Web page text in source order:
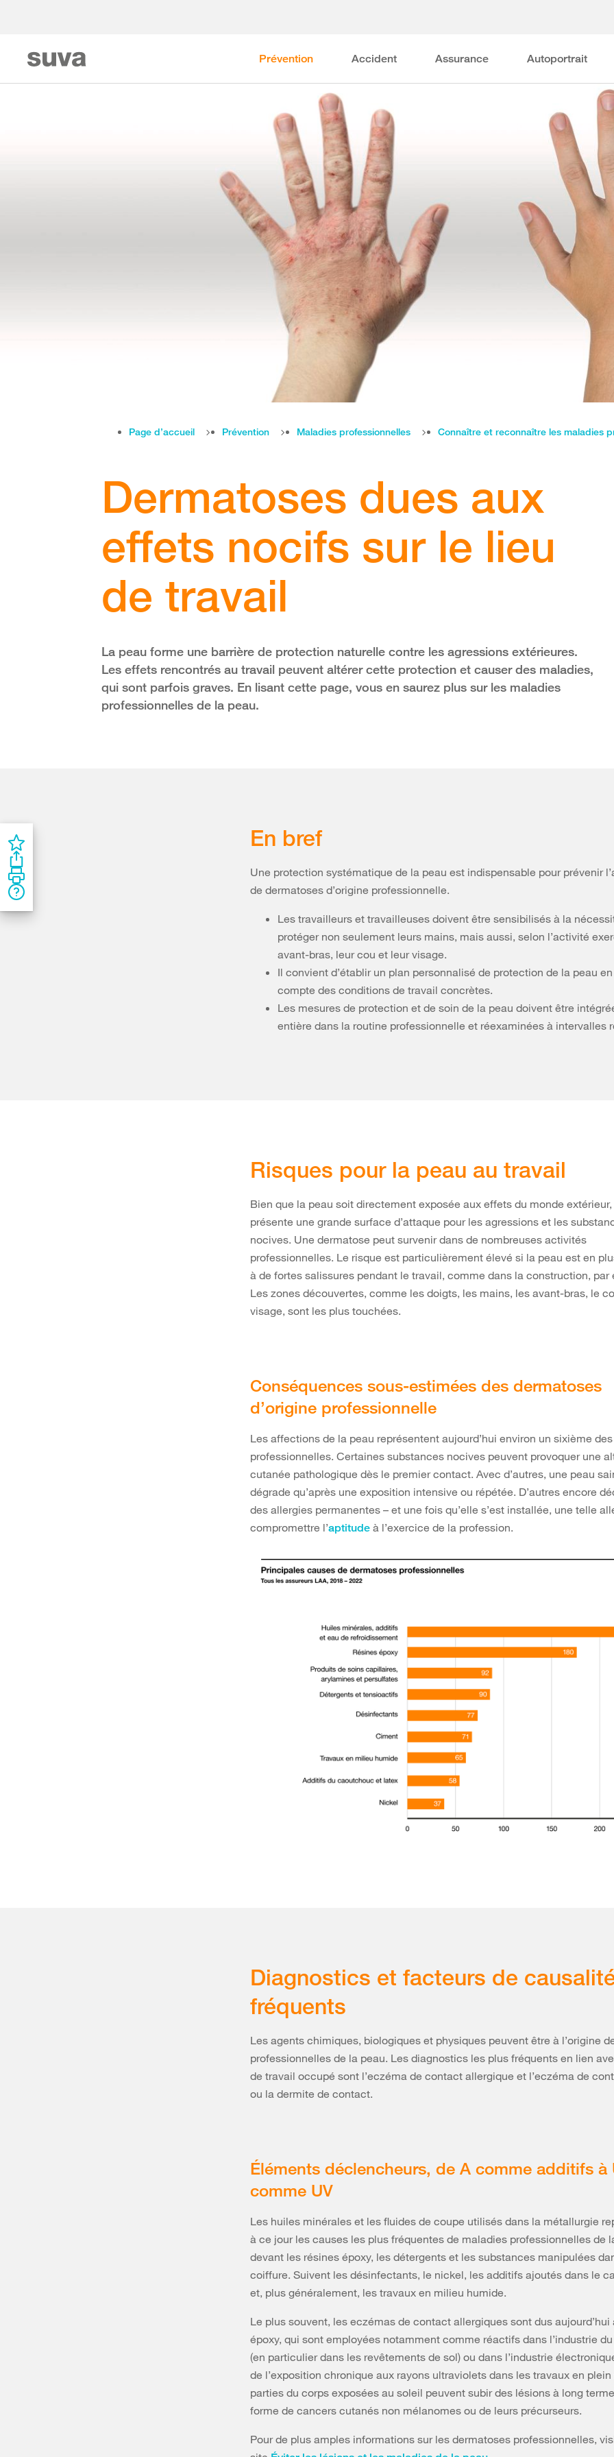
Prévention Accident Assurance Autoportrait
Page d’accueil Prévention Maladies professionnelles Connaître et reconnaître les maladies
Dermatoses dues aux
effets nocifs sur le lieu
de travail
La peau forme une barrière de protection naturelle contre les agressions extérieures.
Les effets rencontrés au travail peuvent altérer cette protection et causer des maladies,
qui sont parfois graves. En lisant cette page, vous en saurez plus sur les maladies
professionnelles de la peau.
En bref
Une protection systématique de la peau est indispensable pour prévenir
de dermatoses d’origine professionnelle.
Les travailleurs et travailleuses doivent être sensibilisés à la
protéger non seulement leurs mains, mais aussi, selon l’activité
avant-bras, leur cou et leur visage.
Il convient d’établir un plan personnalisé de protection de la peau
compte des conditions de travail concrètes.
Les mesures de protection et de soin de la peau doivent être
entière dans la routine professionnelle et réexaminées à intervalles
Risques pour la peau au travail
Bien que la peau soit directement exposée aux effets du monde
présente une grande surface d’attaque pour les agressions et les
nocives. Une dermatose peut survenir dans de nombreuses activités
professionnelles. Le risque est particulièrement élevé si la peau est en
à de fortes salissures pendant le travail, comme dans la construction, par
Les zones découvertes, comme les doigts, les mains, les avant-bras, le
visage, sont les plus touchées.
Conséquences sous-estimées des dermatoses
d’origine professionnelle
Les affections de la peau représentent aujourd’hui environ un sixième
professionnelles. Certaines substances nocives peuvent provoquer une
cutanée pathologique dès le premier contact. Avec d’autres, une peau
dégrade qu’après une exposition intensive ou répétée. D’autres encore
des allergies permanentes – et une fois qu’elle s’est installée, une telle
compromettre l’aptitude à l’exercice de la profession.
Diagnostics et facteurs de
fréquents
Les agents chimiques, biologiques et physiques peuvent être à l’origine
professionnelles de la peau. Les diagnostics les plus fréquents en lien
de travail occupé sont l’eczéma de contact allergique et l’eczéma de
ou la dermite de contact.
Éléments déclencheurs, de A comme additifs à
comme UV
Les huiles minérales et les fluides de coupe utilisés dans la métallurgie
à ce jour les causes les plus fréquentes de maladies professionnelles de
devant les résines époxy, les détergents et les substances manipulées
coiffure. Suivent les désinfectants, le nickel, les additifs ajoutés dans le
et, plus généralement, les travaux en milieu humide.
Le plus souvent, les eczémas de contact allergiques sont dus aujourd’hui
époxy, qui sont employées notamment comme réactifs dans l’industrie
(en particulier dans les revêtements de sol) ou dans l’industrie
de l’exposition chronique aux rayons ultraviolets dans les travaux en plein
parties du corps exposées au soleil peuvent subir des lésions à long
forme de cancers cutanés non mélanomes ou de leurs précurseurs.
Pour de plus amples informations sur les dermatoses professionnelles,